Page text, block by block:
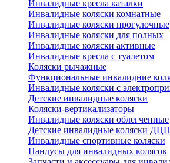
Инвалидные кресла каталки
Инвалидные коляски комнатные
Инвалидные коляски прогулочные
Инвалидные коляски для полных
Инвалидные коляски активные
Инвалидные кресла с туалетом
Коляски рычажные
Функциональные инвалидние
Инвалидные коляски с
Детские инвалидные коляски
Коляски-вертикализаторы
Инвалидные коляски облегченные
Детские инвалидные коляски ДЦП
Инвалидные спортивные коляски
Пандусы для инвалидных колясок